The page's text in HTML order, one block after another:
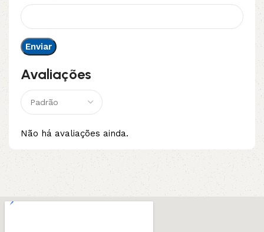
Avaliações
Não há avaliações ainda.